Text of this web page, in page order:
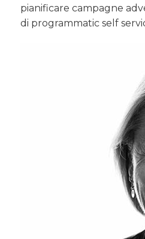
pianificare campagne
di programmatic self